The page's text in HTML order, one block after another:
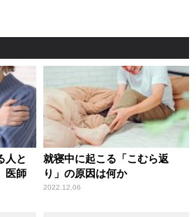
人と
医師
就寝中に起こる「こむら返
り」の原因は何か
2022.12.06